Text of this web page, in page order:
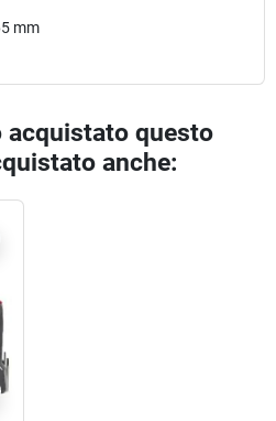
mm
acquistato questo
anche: